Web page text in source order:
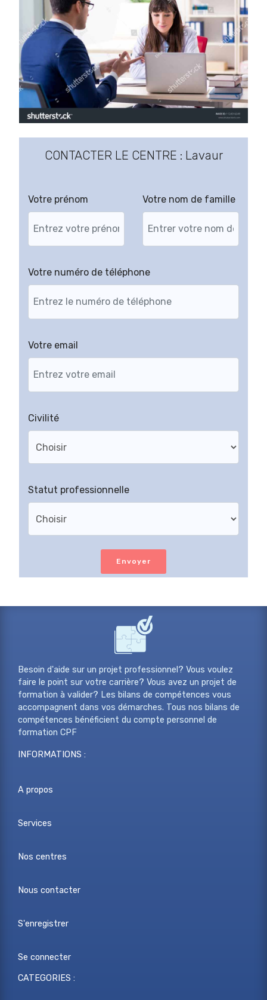
CONTACTER LE CENTRE : Lavaur
Votre prénom Votre nom de famille
Votre numéro de téléphone
Votre email
Civilité
Statut professionnelle
Envoyer
Besoin d'aide sur un projet professionnel? Vous voulez
faire le point sur votre carrière? Vous avez un projet de
formation à valider? Les bilans de compétences vous
accompagnent dans vos démarches. Tous nos bilans de
compétences bénéficient du compte personnel de
formation CPF
INFORMATIONS :
A propos
Services
Nos centres
Nous contacter
S'enregistrer
Se connecter
CATEGORIES :